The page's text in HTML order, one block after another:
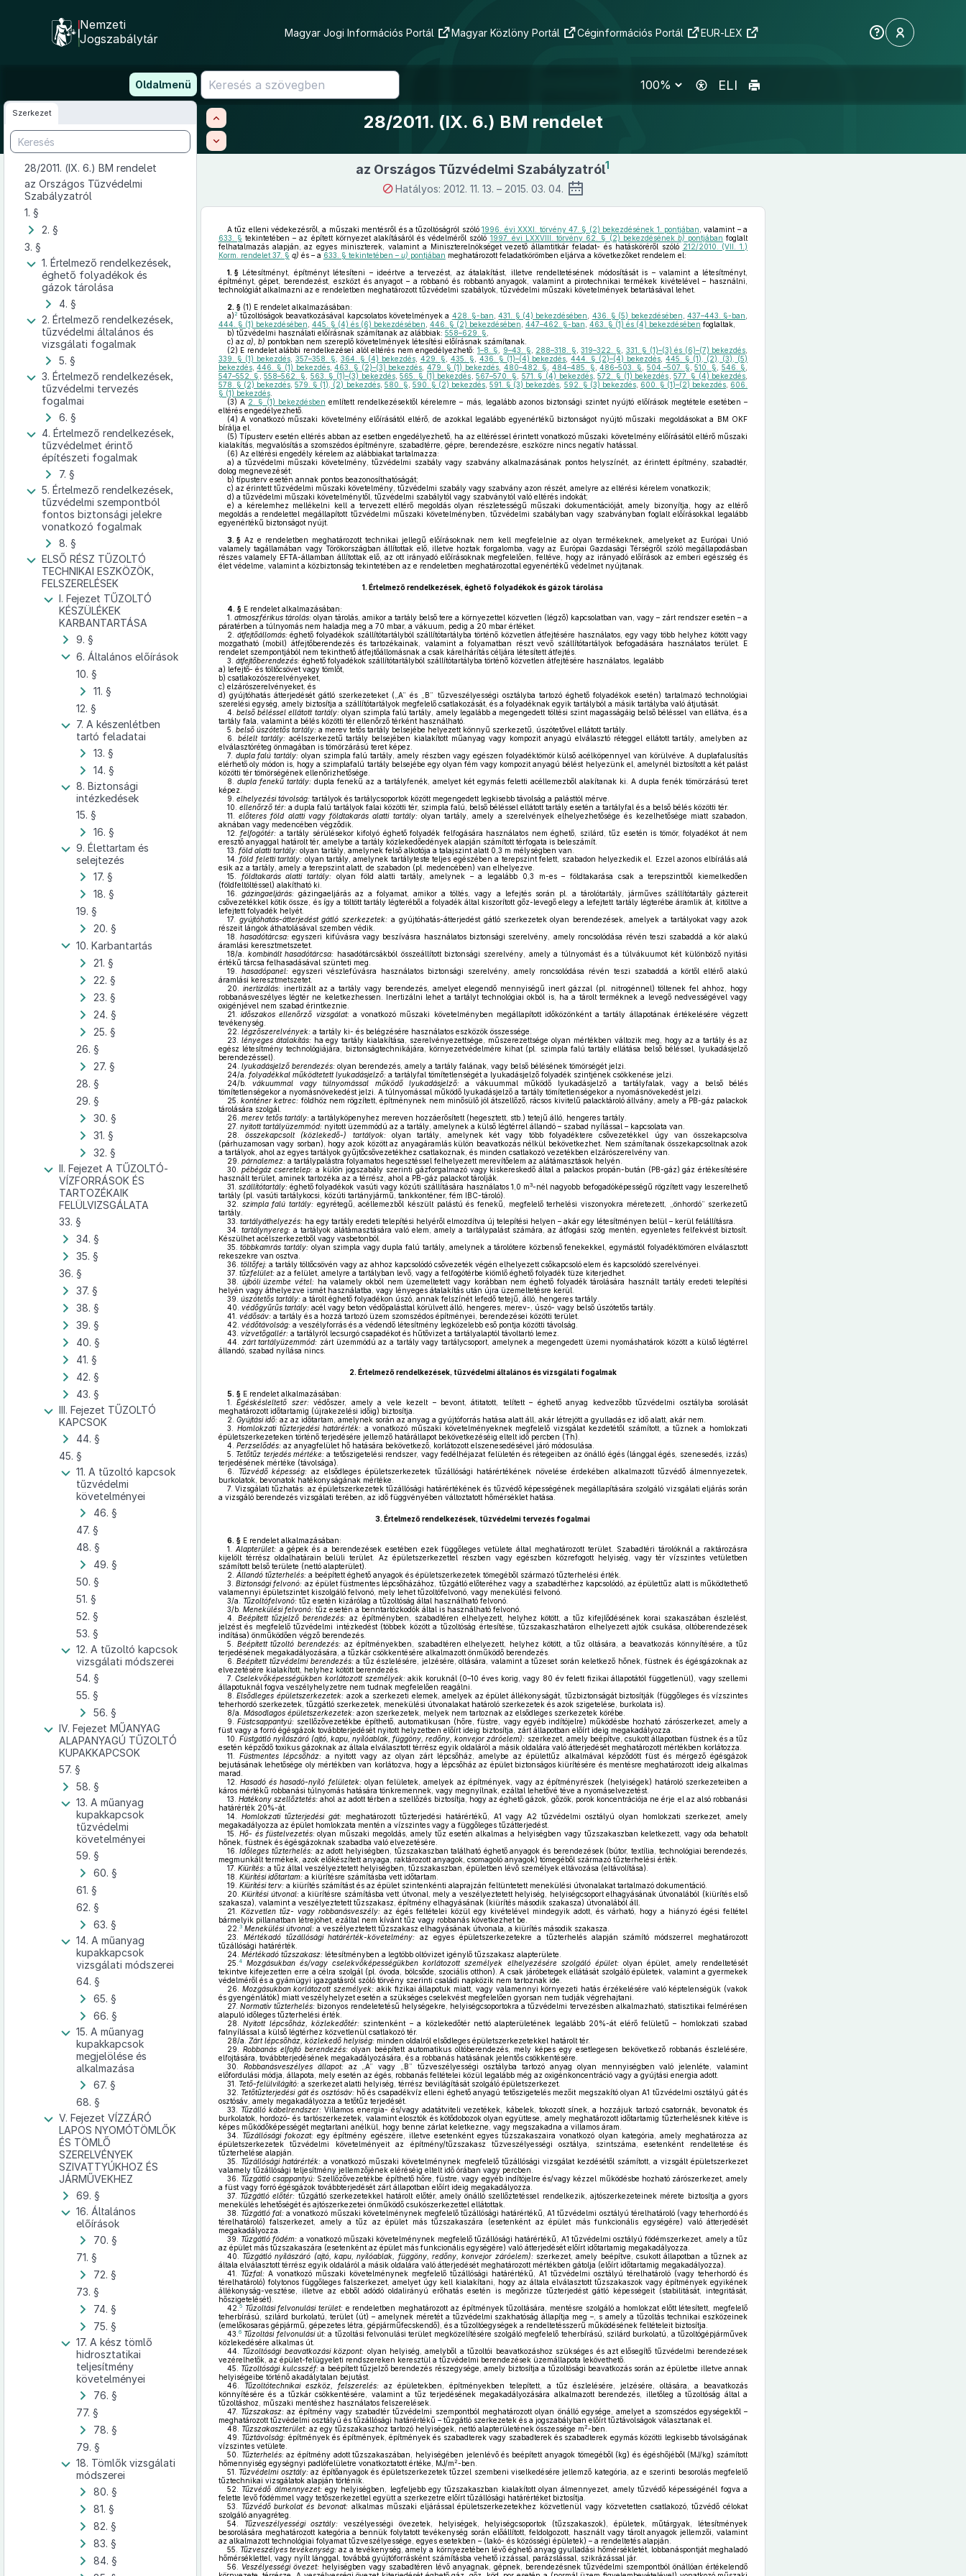
tartalomra
Nemzeti
Jogszabálytár
Magyar Jogi Információs Portál Magyar Közlöny Portál Céginformációs Portál EUR-LEX
Oldalmenü ELI
Szerkezet
28/2011. (IX. 6.) BM rendelet
az Országos Tűzvédelmi
Szabályzatról
1. §
2. §
3. §
1. Értelmező rendelkezések,
éghető folyadékok és
gázok tárolása
4. §
2. Értelmező rendelkezések,
tűzvédelmi általános és
vizsgálati fogalmak
5. §
3. Értelmező rendelkezések,
tűzvédelmi tervezés
fogalmai
6. §
4. Értelmező rendelkezések,
tűzvédelmet érintő
építészeti fogalmak
7. §
5. Értelmező rendelkezések,
tűzvédelmi szempontból
fontos biztonsági jelekre
vonatkozó fogalmak
8. §
ELSŐ RÉSZ TŰZOLTÓ
TECHNIKAI ESZKÖZÖK,
FELSZERELÉSEK
I. Fejezet TŰZOLTÓ
KÉSZÜLÉKEK
KARBANTARTÁSA
9. §
6. Általános előírások
10. §
11. §
12. §
7. A készenlétben
tartó feladatai
13. §
14. §
8. Biztonsági
intézkedések
15. §
16. §
9. Élettartam és
selejtezés
17. §
18. §
19. §
20. §
10. Karbantartás
21. §
22. §
23. §
24. §
25. §
26. §
27. §
28. §
29. §
30. §
31. §
32. §
II. Fejezet A TŰZOLTÓ-
VÍZFORRÁSOK ÉS
TARTOZÉKAIK
FELÜLVIZSGÁLATA
33. §
34. §
35. §
36. §
37. §
38. §
39. §
40. §
41. §
42. §
43. §
III. Fejezet TŰZOLTÓ
KAPCSOK
44. §
45. §
11. A tűzoltó kapcsok
tűzvédelmi
követelményei
46. §
47. §
48. §
49. §
50. §
51. §
52. §
53. §
12. A tűzoltó kapcsok
vizsgálati módszerei
54. §
55. §
56. §
IV. Fejezet MŰANYAG
ALAPANYAGÚ TŰZOLTÓ
KUPAKKAPCSOK
57. §
58. §
13. A műanyag
kupakkapcsok
tűzvédelmi
követelményei
59. §
60. §
61. §
62. §
63. §
14. A műanyag
kupakkapcsok
vizsgálati módszerei
64. §
65. §
66. §
15. A műanyag
kupakkapcsok
megjelölése és
alkalmazása
67. §
68. §
V. Fejezet VÍZZÁRÓ
LAPOS NYOMÓTÖMLŐK
ÉS TÖMLŐ
SZERELVÉNYEK
SZIVATTYÚKHOZ ÉS
JÁRMŰVEKHEZ
69. §
16. Általános
előírások
70. §
71. §
72. §
73. §
74. §
75. §
17. A kész tömlő
hidrosztatikai
teljesítmény
követelményei
76. §
77. §
78. §
79. §
18. Tömlők vizsgálati
módszerei
80. §
81. §
82. §
83. §
84. §
28/2011. (IX. 6.) BM rendelet
az Országos Tűzvédelmi Szabályzatról1
Hatályos: 2012. 11. 13. – 2015. 03. 04.
A tűz elleni védekezésről, a műszaki mentésről és a tűzoltóságról szóló1996. évi XXXI. törvény 47. § (2) bekezdésének 1. pontjában , valamint – a
633. § tekintetében – az épített környezet alakításáról és védelméről szóló 1997. évi LXXVIII. törvény 62. § (2) bekezdésének b) pontjában foglalt
felhatalmazás alapján, az egyes miniszterek, valamint a Miniszterelnökséget vezető államtitkár feladat- és hatásköréről szóló 212/2010. (VII. 1.)
Korm. rendelet 37. § q) és – a 633. § tekintetében – u) pontjában meghatározott feladatkörömben eljárva a következőket rendelem el:
1. §Létesítményt, építményt létesíteni – ideértve a tervezést, az átalakítást, illetve rendeltetésének módosítását is – valamint a létesítményt,
építményt, gépet, berendezést, eszközt és anyagot – a robbanó és robbantó anyagok, valamint a pirotechnikai termékek kivételével – használni,
technológiát alkalmazni az e rendeletben meghatározott tűzvédelmi szabályok, tűzvédelmi műszaki követelmények betartásával lehet.
2. §(1) E rendelet alkalmazásában:
a)2 tűzoltóságok beavatkozásával kapcsolatos követelmények a 428. §-ban ,431. § (4) bekezdésében 436. § (5) bekezdésében 437–443. §-ban
444. § (1) bekezdésében 445. § (4) és (6) bekezdésében 446. § (2) bekezdésében 447–462. §-ban 463. § (1) és (4) bekezdésében foglaltak,
b) tűzvédelmi használati előírásnak számítanak az alábbiak: 558–629. §
c) az a), b) pontokban nem szereplő követelmények létesítési előírásnak számítanak.
(2) E rendelet alábbi rendelkezései alól eltérés nem engedélyezhető: 1–8. § 9–43. § 288–318. § ,319–322. § 331. § (1)–(3) és (6)–(7) bekezdés
339. § (1) bekezdés, 357–358. § 364. § (4) bekezdés, 429. § 435. § 436. § (1)–(4) bekezdés ,444. § (2)–(4) bekezdés ,445. § (1), (2), (3), (5)
bekezdés,446. § (1) bekezdés,463. § (2)–(3) bekezdés 479. § (1) bekezdés 480–482. § ,484–485. § ,486–503. § 504.–507. § ,510. § 546. §
547–552. §
,558–562. § 563. § (1)–(3) bekezdés,565. § (1) bekezdés ,567–570. § 571. § (4) bekezdés,572. § (1) bekezdés ,577. § (4) bekezdés
578. § (2) bekezdés ,579. § (1), (2) bekezdés, 580. § 590. § (2) bekezdés ,591. § (3) bekezdés 592. § (3) bekezdés, 600. § (1)–(2) bekezdés 606.
§ (1) bekezdés.
(3) A 2. § (1) bekezdésben említett rendelkezésektől kérelemre – más, legalább azonos biztonsági szintet nyújtó előírások megtétele esetében –
eltérés engedélyezhető.
(4) A vonatkozó műszaki követelmény előírásától eltérő, de azokkal legalább egyenértékű biztonságot nyújtó műszaki megoldásokat a BM OKF
bírálja el.
(5) Típusterv esetén eltérés abban az esetben engedélyezhető, ha az eltéréssel érintett vonatkozó műszaki követelmény előírásától eltérő műszaki
kialakítás, megvalósítás a szomszédos építményre, szabadtérre, gépre, berendezésre, eszközre nincs negatív hatással.
(6) Az eltérési engedély kérelem az alábbiakat tartalmazza:
a) a tűzvédelmi műszaki követelmény, tűzvédelmi szabály vagy szabvány alkalmazásának pontos helyszínét, az érintett építmény, szabadtér,
dolog megnevezését;
b) típusterv esetén annak pontos beazonosíthatóságát;
c) az érintett tűzvédelmi műszaki követelmény, tűzvédelmi szabály vagy szabvány azon részét, amelyre az eltérési kérelem vonatkozik;
d) a tűzvédelmi műszaki követelménytől, tűzvédelmi szabálytól vagy szabványtól való eltérés indokát;
e) a kérelemhez mellékelni kell a tervezett eltérő megoldás olyan részletességű műszaki dokumentációját, amely bizonyítja, hogy az eltérő
megoldás a rendelettel megállapított tűzvédelmi műszaki követelményben, tűzvédelmi szabályban vagy szabványban foglalt előírásokkal legalább
egyenértékű biztonságot nyújt.
3. §Az e rendeletben meghatározott technikai jellegű előírásoknak nem kell megfelelnie az olyan termékeknek, amelyeket az Európai Unió
valamely tagállamában vagy Törökországban állítottak elő, illetve hoztak forgalomba, vagy az Európai Gazdasági Térségről szóló megállapodásban
részes valamely EFTA-államban állítottak elő, az ott irányadó előírásoknak megfelelően, feltéve, hogy az irányadó előírások az emberi egészség és
élet védelme, valamint a közbiztonság tekintetében az e rendeletben meghatározottal egyenértékű védelmet nyújtanak.
1. Értelmező rendelkezések, éghető folyadékok és gázok tárolása
4. §E rendelet alkalmazásában:
1. atmoszférikus tárolás:olyan tárolás, amikor a tartály belső tere a környezettel közvetlen (légző) kapcsolatban van, vagy – zárt rendszer esetén – a
páratérben a túlnyomás nem haladja meg a 70 mbar, a vákuum, pedig a 20 mbar értéket.
2.
átfejtőállomás:éghető folyadékok szállítótartályból szállítótartályba történő közvetlen átfejtésére használatos, egy vagy több helyhez kötött vagy
mozgatható (mobil) átfejtőberendezés és tartozékainak, valamint a folyamatban részt vevő szállítótartályok befogadására használatos terület. E
rendelet szempontjából nem tekinthető átfejtőállomásnak a csak kárelhárítás céljára létesített átfejtés.
3. átfejtőberendezés:éghető folyadékok szállítótartályból szállítótartályba történő közvetlen átfejtésére használatos, legalább
a) lefejtő- és töltőcsövet vagy tömlőt,
b) csatlakozószerelvényeket,
c) elzárószerelvényeket, és
d) gyújtóhatás átterjedését gátló szerkezeteket („A” és „B” tűzveszélyességi osztályba tartozó éghető folyadékok esetén) tartalmazó technológiai
szerelési egység, amely biztosítja a szállítótartályok megfelelő csatlakozását, és a folyadéknak egyik tartályból a másik tartályba való átjutását.
4. belső béléssel ellátott tartály:olyan szimpla falú tartály, amely legalább a megengedett töltési szint magasságáig belső béléssel van ellátva, és a
tartály fala, valamint a bélés közötti tér ellenőrző térként használható.
5. belső úszótetős tartály:a merev tetős tartály belsejébe helyezett könnyű szerkezetű, úszótetővel ellátott tartály.
6.
bélelt tartály:acélszerkezetű tartály belsejében kialakított műanyag vagy kompozit anyagú elválasztó réteggel ellátott tartály, amelyben az
elválasztóréteg önmagában is tömörzárású teret képez.
7. dupla falú tartály: olyan szimpla falú tartály, amely részben vagy egészen folyadéktömör külső acélköpennyel van körülvéve. A duplafalusítás
elérhető oly módon is, hogy a szimplafalú tartály belsejébe egy olyan fém vagy kompozit anyagú bélést helyezünk el, amelynél biztosított a két palást
közötti tér tömörségének ellenőrizhetősége.
8.
dupla fenekű tartály:dupla fenekű az a tartályfenék, amelyet két egymás feletti acéllemezből alakítanak ki. A dupla fenék tömörzárású teret
képez.
9. elhelyezési távolság:tartályok és tartálycsoportok között megengedett legkisebb távolság a palásttól mérve.
10. ellenőrző tér:a dupla falú tartályok falai közötti tér, szimpla falú, belső béléssel ellátott tartály esetén a tartályfal és a belső bélés közötti tér.
11.
előteres föld alatti vagy földtakarás alatti tartály:olyan tartály, amely a szerelvények elhelyezhetősége és kezelhetősége miatt szabadon,
aknában vagy medencében végződik.
12.
felfogótér: a tartály sérülésekor kifolyó éghető folyadék felfogására használatos nem éghető, szilárd, tűz esetén is tömör, folyadékot át nem
eresztő anyaggal határolt tér, amelybe a tartály közlekedőedények alapján számított térfogata is beleszámít.
13. föld alatti tartály:olyan tartály, amelynek felső alkotója a talajszint alatt 0,3 m mélységben van.
14.
föld feletti tartály: olyan tartály, amelynek tartályteste teljes egészében a terepszint felett, szabadon helyezkedik el. Ezzel azonos elbírálás alá
esik az a tartály, amely a terepszint alatt, de szabadon (pl. medencében) van elhelyezve.
15.
földtakarás alatti tartály: olyan föld alatti tartály, amelynek – a legalább 0,3 m-es – földtakarása csak a terepszintből kiemelkedően
(földfeltöltéssel) alakítható ki.
16.
gázingaeljárás:gázingaeljárás az a folyamat, amikor a töltés, vagy a lefejtés során pl. a tárolótartály, járműves szállítótartály gáztereit
csővezetékkel kötik össze, és így a töltött tartály légteréből a folyadék által kiszorított gőz-levegő elegy a lefejtett tartály légterébe áramlik át, kitöltve a
lefejtett folyadék helyét.
17.
gyújtóhatás-átterjedést gátló szerkezetek: a gyújtóhatás-átterjedést gátló szerkezetek olyan berendezések, amelyek a tartályokat vagy azok
részeit lángok áthatolásával szemben védik.
18.
hasadótárcsa: egyszeri kifúvásra vagy beszívásra használatos biztonsági szerelvény, amely roncsolódása révén teszi szabaddá a kör alakú
áramlási keresztmetszetet.
18/a.
kombinált hasadótárcsa: hasadótárcsákból összeállított biztonsági szerelvény, amely a túlnyomást és a túlvákuumot két különböző nyitási
értékű tárcsa felhasadásával szünteti meg.
19.
hasadópanel:egyszeri vészlefúvásra használatos biztonsági szerelvény, amely roncsolódása révén teszi szabaddá a körtől eltérő alakú
áramlási keresztmetszetet.
20.
inertizálás:inertizált az a tartály vagy berendezés, amelyet elegendő mennyiségű inert gázzal (pl. nitrogénnel) töltenek fel ahhoz, hogy
robbanásveszélyes légtér ne keletkezhessen. Inertizálni lehet a tartályt technológiai okból is, ha a tárolt terméknek a levegő nedvességével vagy
oxigénjével nem szabad érintkeznie.
21.
időszakos ellenőrző vizsgálat:a vonatkozó műszaki követelményben megállapított időközönként a tartály állapotának értékelésére végzett
tevékenység.
22. légzőszerelvények:a tartály ki- és belégzésére használatos eszközök összessége.
23.
lényeges átalakítás:ha egy tartály kialakítása, szerelvényezettsége, műszerezettsége olyan mértékben változik meg, hogy az a tartály és az
egész létesítmény technológiájára, biztonságtechnikájára, környezetvédelmére kihat (pl. szimpla falú tartály ellátása belső béléssel, lyukadásjelző
berendezéssel).
24. lyukadásjelző berendezés:olyan berendezés, amely a tartály falának, vagy belső bélésének tömörségét jelzi.
24/a. folyadékkal működtetett lyukadásjelző:a tartályfal tömítetlenségét a lyukadásjelző folyadék szintjének csökkenése jelzi.
24/b.
vákuummal vagy túlnyomással működő lyukadásjelző:a vákuummal működő lyukadásjelző a tartályfalak, vagy a belső bélés
tömítetlenségekor a nyomásnövekedést jelzi. A túlnyomással működő lyukadásjelző a tartály tömítetlenségekor a nyomásnövekedést jelzi.
25. konténer ketrec: földhöz nem rögzített, építménynek nem minősülő jól átszellőző, rácsos kivitelű palacktároló állvány, amely a PB-gáz palackok
tárolására szolgál.
26. merev tetős tartály:a tartályköpenyhez mereven hozzáerősített (hegesztett, stb.) tetejű álló, hengeres tartály.
27. nyitott tartályüzemmód:nyitott üzemmódú az a tartály, amelynek a külső légtérrel állandó – szabad nyílással – kapcsolata van.
28.
összekapcsolt (közlekedő-) tartályok:olyan tartály, amelynek két vagy több folyadéktere csővezetékkel úgy van összekapcsolva
(párhuzamosan vagy sorban), hogy azok között az anyagáramlás külön beavatkozás nélkül bekövetkezhet. Nem számítanak összekapcsoltnak azok
a tartályok, ahol az egyes tartályok gyűjtőcsővezetékhez csatlakoznak, és minden csatlakozó vezetékben elzárószerelvény van.
29. párnalemez:a tartálypalástra folyamatos hegesztéssel felhelyezett merevítőelem az alátámasztások helyén.
30.
pébégáz cseretelep: a külön jogszabály szerinti gázforgalmazó vagy kiskereskedő által a palackos propán-bután (PB-gáz) gáz értékesítésére
használt terület, aminek tartozéka az a térrész, ahol a PB-gáz palackot tárolják.
31. szállítótartály: éghető folyadékok vasúti vagy közúti szállítására használatos 1,0 m3-nél nagyobb befogadóképességű rögzített vagy leszerelhető
tartály (pl. vasúti tartálykocsi, közúti tartányjármű, tankkonténer, fém IBC-tároló).
32.
szimpla falú tartály:egyrétegű, acéllemezből készült palástú és fenekű, megfelelő terhelési viszonyokra méretezett, „önhordó” szerkezetű
tartály.
33. tartályáthelyezés:ha egy tartály eredeti telepítési helyéről elmozdítva új telepítési helyen – akár egy létesítményen belül – kerül felállításra.
34.
tartálynyereg: a tartályok alátámasztására való elem, amely a tartálypalást számára, az átfogási szög mentén, egyenletes felfekvést biztosít.
Készülhet acélszerkezetből vagy vasbetonból.
35.
többkamrás tartály:olyan szimpla vagy dupla falú tartály, amelynek a tárolótere közbenső fenekekkel, egymástól folyadéktömören elválasztott
rekeszekre van osztva.
36. töltőfej:a tartály töltőcsövén vagy az ahhoz kapcsolódó csővezeték végén elhelyezett csőkapcsoló elem és kapcsolódó szerelvényei.
37. tűzfelület:az a felület, amelyre a tartályban levő, vagy a felfogótérbe kiömlő éghető folyadék tüze kiterjedhet.
38.
újbóli üzembe vétel:ha valamely okból nem üzemeltetett vagy korábban nem éghető folyadék tárolására használt tartály eredeti telepítési
helyén vagy áthelyezve ismét használatba, vagy lényeges átalakítás után újra üzemeltetésre kerül.
39. úszótetős tartály:a tárolt éghető folyadékon úszó, annak felszínét lefedő tetejű, álló, hengeres tartály.
40. védőgyűrűs tartály:acél vagy beton védőpalásttal körülvett álló, hengeres, merev-, úszó- vagy belső úszótetős tartály.
41. védősáv:a tartály és a hozzá tartozó üzem szomszédos építményei, berendezései közötti terület.
42. védőtávolság:a veszélyforrás és a védendő létesítmény legközelebb eső pontja közötti távolság.
43. vízvetőgallér:a tartályról lecsurgó csapadékot és hűtővizet a tartályalaptól távoltartó lemez.
44.
zárt tartályüzemmód: zárt üzemmódú az a tartály vagy tartálycsoport, amelynek a megengedett üzemi nyomáshatárok között a külső légtérrel
állandó, szabad nyílása nincs.
2. Értelmező rendelkezések, tűzvédelmi általános és vizsgálati fogalmak
5. §E rendelet alkalmazásában:
1.
Égéskésleltető szer:védőszer, amely a vele kezelt – bevont, átitatott, telített – éghető anyag kedvezőbb tűzvédelmi osztályba sorolását
meghatározott időtartamig (újrakezelési időig) biztosítja.
2. Gyújtási idő:az az időtartam, amelynek során az anyag a gyújtóforrás hatása alatt áll, akár létrejött a gyulladás ez idő alatt, akár nem.
3.
Homlokzati tűzterjedési határérték:a vonatkozó műszaki követelményeknek megfelelő vizsgálat kezdetétől számított, a tűznek a homlokzati
épületszerkezeteken történő terjedésére jellemző határállapot bekövetkezéséig eltelt idő percben (Th).
4. Perzselődés:az anyagfelület hő hatására bekövetkező, korlátozott elszenesedésével járó módosulása.
5.
Tetőtűz terjedés mértéke: a tetőszigetelési rendszer, vagy fedélhéjazat felületén és rétegeiben az önálló égés (lánggal égés, szenesedés, izzás)
terjedésének mértéke (távolsága).
6.
Tűzvédő képesség: az elsődleges épületszerkezetek tűzállósági határértékének növelése érdekében alkalmazott tűzvédő álmennyezetek,
burkolatok, bevonatok hatékonyságának mértéke.
7. Vizsgálati tűzhatás: az épületszerkezetek tűzállósági határértékének és tűzvédő képességének megállapítására szolgáló vizsgálati eljárás során
a vizsgáló berendezés vizsgálati terében, az idő függvényében változtatott hőmérséklet hatása.
3. Értelmező rendelkezések, tűzvédelmi tervezés fogalmai
6. §E rendelet alkalmazásában:
1.
Alapterület:a gépek és a berendezések esetében ezek függőleges vetülete által meghatározott terület. Szabadtéri tárolóknál a raktározásra
kijelölt térrész oldalhatárain belüli terület. Az épületszerkezettel részben vagy egészben közrefogott helyiség, vagy tér vízszintes vetületben
számított belső területe (nettó alapterület).
2. Állandó tűzterhelés:a beépített éghető anyagok és épületszerkezetek tömegéből származó tűzterhelési érték.
3. Biztonsági felvonó: az épület füstmentes lépcsőházához, tűzgátló előteréhez vagy a szabadtérhez kapcsolódó, az épülettűz alatt is működtethető
valamennyi épületszintet kiszolgáló felvonó, mely lehet tűzoltófelvonó, vagy menekülési felvonó.
3/a.
Tűzoltófelvonó:tűz esetén kizárólag a tűzoltóság által használható felvonó.
3/b. Menekülési felvonó:tűz esetén a benntartózkodók által is használható felvonó.
4.
Beépített tűzjelző berendezés: az építményben, szabadtéren elhelyezett, helyhez kötött, a tűz kifejlődésének korai szakaszában észlelést,
jelzést és megfelelő tűzvédelmi intézkedést (többek között a tűzoltóság értesítése, tűzszakaszhatáron elhelyezett ajtók csukása, oltóberendezések
indítása) önműködően végző berendezés.
5.
Beépített tűzoltó berendezés: az építményekben, szabadtéren elhelyezett, helyhez kötött, a tűz oltására, a beavatkozás könnyítésére, a tűz
terjedésének megakadályozására, a tűzkár csökkentésére alkalmazott önműködő berendezés.
6.
Beépített tűzvédelmi berendezés:a tűz észlelésére, jelzésére, oltására, valamint a tűzeset során keletkező hőnek, füstnek és égésgázoknak az
elvezetésére kialakított, helyhez kötött berendezés.
7. Cselekvőképességükben korlátozott személyek:akik koruknál (0–10 éves korig, vagy 80 év felett fizikai állapotától függetlenül), vagy szellemi
állapotuknál fogva veszélyhelyzetre nem tudnak megfelelően reagálni.
8.
Elsődleges épületszerkezetek: azok a szerkezeti elemek, amelyek az épület állékonyságát, tűzbiztonságát biztosítják (függőleges és vízszintes
teherhordó szerkezetek, tűzgátló szerkezetek, menekülési útvonalakat határoló szerkezetek és azok szigetelése, burkolata is).
8/a. Másodlagos épületszerkezetek:azon szerkezetek, melyek nem tartoznak az elsődleges szerkezetek körébe.
9.
Füstcsappantyú: szellőzővezetékbe építhető, automatikusan (hőre, füstre, vagy egyéb indítójelre) működésbe hozható zárószerkezet, amely a
füst vagy a forró égésgázok továbbterjedését nyitott helyzetben előírt ideig biztosítja, zárt állapotban előírt ideig megakadályozza.
10. Füstgátló nyílászáró (ajtó, kapu, nyílóablak, függöny, redőny, konvejor záróelem): szerkezet, amely beépítve, csukott állapotban füstnek és a tűz
esetén képződő toxikus gázoknak az általa elválasztott térrész egyik oldaláról a másik oldalára való átterjedését meghatározott mértékben korlátozza.
11.
Füstmentes lépcsőház: a nyitott vagy az olyan zárt lépcsőház, amelybe az épülettűz alkalmával képződött füst és mérgező égésgázok
bejutásának lehetősége oly mértékben van korlátozva, hogy a lépcsőház az épület biztonságos kiürítésére és mentésre meghatározott ideig alkalmas
marad.
12.
Hasadó és hasadó-nyíló felületek:olyan felületek, amelyek az építmények, vagy az építményrészek (helyiségek) határoló szerkezeteiben a
káros mértékű robbanási túlnyomás hatására tönkremennek, vagy megnyílnak, ezáltal lehetővé téve a nyomáselvezetést.
13. Hatékony szellőztetés: ahol az adott térben a szellőzés biztosítja, hogy az éghető gázok, gőzök, porok koncentrációja ne érje el az alsó robbanási
határérték 20%-át.
14.
Homlokzati tűzterjedési gát:meghatározott tűzterjedési határértékű, A1 vagy A2 tűzvédelmi osztályú olyan homlokzati szerkezet, amely
megakadályozza az épület homlokzata mentén a vízszintes vagy a függőleges tűzátterjedést.
15.
Hő- és füstelvezetés:olyan műszaki megoldás, amely tűz esetén alkalmas a helyiségben vagy tűzszakaszban keletkezett, vagy oda behatolt
hőnek, füstnek és égésgázoknak szabadba való elvezetésére.
16.
Időleges tűzterhelés: az adott helyiségben, tűzszakaszban található éghető anyagok és berendezések (bútor, textília, technológiai berendezés,
megmunkált termékek, azok előkészített anyaga, raktározott anyagok, csomagoló anyagok) tömegéből származó tűzterhelési érték.
17. Kiürítés:a tűz által veszélyeztetett helyiségben, tűzszakaszban, épületben lévő személyek eltávozása (eltávolítása).
18. Kiürítési időtartam:a kiürítésre számításba vett időtartam.
19. Kiürítési terv:a kiürítés számítást és az épület szintenkénti alaprajzán feltüntetett menekülési útvonalakat tartalmazó dokumentáció.
20.
Kiürítési útvonal:a kiürítésre számításba vett útvonal, mely a veszélyeztetett helyiség, helyiségcsoport elhagyásának útvonalából (kiürítés első
szakasza), valamint a veszélyeztetett tűzszakasz, építmény elhagyásának (kiürítés második szakasza) útvonalából áll.
21.
Közvetlen tűz- vagy robbanásveszély:az égés feltételei közül egy kivételével mindegyik adott, és várható, hogy a hiányzó égési feltétel
bármelyik pillanatban létrejöhet, ezáltal nem kívánt tűz vagy robbanás következhet be.
22. 3 Menekülési útvonal:a veszélyeztetett tűzszakasz elhagyásának útvonala, a kiürítés második szakasza.
23.
Mértékadó tűzállósági határérték-követelmény: az egyes épületszerkezetekre a tűzterhelés alapján számító módszerrel meghatározott
tűzállósági határérték.
24. Mértékadó tűzszakasz:létesítményben a legtöbb oltóvizet igénylő tűzszakasz alapterülete.
25. 4 Mozgásukban és/vagy cselekvőképességükben korlátozott személyek elhelyezésére szolgáló épület:olyan épület, amely rendeltetését
tekintve kifejezetten erre a célra szolgál (pl. óvoda, bölcsőde, szociális otthon). A csak járóbetegek ellátását szolgáló épületek, valamint a gyermekek
védelméről és a gyámügyi igazgatásról szóló törvény szerinti családi napközik nem tartoznak ide.
26.
Mozgásukban korlátozott személyek: akik fizikai állapotuk miatt, vagy valamennyi környezeti hatás érzékelésére való képtelenségük (vakok
és gyengénlátók) miatt veszélyhelyzet esetén a szükséges cselekvést megfelelően gyorsan nem tudják végrehajtani.
27. Normatív tűzterhelés: bizonyos rendeletetésű helységekre, helyiségcsoportokra a tűzvédelmi tervezésben alkalmazható, statisztikai felmérésen
alapuló időleges tűzterhelési érték.
28.
Nyitott lépcsőház, közlekedőtér: szintenként – a közlekedőtér nettó alapterületének legalább 20%-át elérő felületű – homlokzati szabad
falnyílással a külső légtérhez közvetlenül csatlakozó tér.
28/a. Zárt lépcsőház, közlekedő helyiség:minden oldalról elsődleges épületszerkezetekkel határolt tér.
29.
Robbanás elfojtó berendezés:olyan beépített automatikus oltóberendezés, mely képes egy esetlegesen bekövetkező robbanás észlelésére,
elfojtására, továbbterjedésének megakadályozására, és a robbanás hatásának jelentős csökkentésére.
30.
Robbanásveszélyes állapot:az „A” vagy „B” tűzveszélyességi osztályba tartozó anyag olyan mennyiségben való jelenléte, valamint
előfordulási módja, állapota, mely esetén az égés, robbanás feltételei közül legalább még az oxigénkoncentráció vagy a gyújtási energia adott.
31.
Tető-felülvilágító:a szerkezet alatti helyiség, térrész bevilágítását szolgáló épületszerkezet.
32.
Tetőtűzterjedési gát és osztósáv:hő és csapadékvíz elleni éghető anyagú tetőszigetelés mezőit megszakító olyan A1 tűzvédelmi osztályú gát és
osztósáv, amely megakadályozza a tetőtűz terjedését.
33.
Tűzálló kábelrendszer: Villamos energia- és/vagy adatátviteli vezetékek, kábelek, tokozott sínek, a hozzájuk tartozó csatornák, bevonatok és
burkolatok, hordozó- és tartószerkezetek, valamint elosztók és kötődobozok olyan együttese, amely meghatározott időtartamig tűzterhelésnek kitéve is
képes működőképességét megtartani anélkül, hogy benne zárlat keletkezne, vagy megszakadna a villamos áram.
34.
Tűzállósági fokozat: egy építmény egészére, illetve esetenként egyes tűzszakaszaira vonatkozó olyan kategória, amely meghatározza az
épületszerkezetek tűzvédelmi követelményeit az építmény/tűzszakasz tűzveszélyességi osztálya, szintszáma, esetenként rendeltetése és
tűzterhelése alapján.
35.
Tűzállósági határérték: a vonatkozó műszaki követelménynek megfelelő tűzállósági vizsgálat kezdésétől számított, a vizsgált épületszerkezet
valamely tűzállósági teljesítmény jellemzőjének eléréséig eltelt idő órában vagy percben.
36.
Tűzgátló csappantyú: Szellőzővezetékbe építhető hőre, füstre, vagy egyéb indítójelre és/vagy kézzel működésbe hozható zárószerkezet, amely
a füst vagy forró égésgázok továbbterjedését zárt állapotban előírt ideig megakadályozza.
37.
Tűzgátló előtér: tűzgátló szerkezetekkel határolt előtér, amely önálló szellőztetéssel rendelkezik, ajtószerkezeteinek mérete biztosítja a gyors
menekülés lehetőségét és ajtószerkezetei önműködő csukószerkezettel ellátottak.
38.
Tűzgátló fal: a vonatkozó műszaki követelménynek megfelelő tűzállósági határértékű, A1 tűzvédelmi osztályú térelhatároló (vagy teherhordó és
térelhatároló) falszerkezet, amely a tűz az épület más tűzszakaszára (esetenként az épület más funkcionális egységére) való átterjedését
megakadályozza.
39.
Tűzgátló födém: a vonatkozó műszaki követelménynek megfelelő tűzállósági határértékű, A1 tűzvédelmi osztályú födémszerkezet, amely a tűz
az épület más tűzszakaszára (esetenként az épület más funkcionális egységére) való átterjedését előírt időtartamig megakadályozza.
40.
Tűzgátló nyílászáró (ajtó, kapu, nyílóablak, függöny, redőny, konvejor záróelem):szerkezet, amely beépítve, csukott állapotban a tűznek az
általa elválasztott térrész egyik oldaláról a másik oldalára való átterjedését meghatározott mértékben gátolja (előírt időtartamig megakadályozza).
41.
Tűzfal:A vonatkozó műszaki követelménynek megfelelő tűzállósági határértékű, A1 tűzvédelmi osztályú térelhatároló (vagy teherhordó és
térelhatároló) folytonos függőleges falszerkezet, amelyet úgy kell kialakítani, hogy az általa elválasztott tűzszakaszok vagy építmények egyikének
állékonyság-vesztése, illetve az ebből adódó oldalirányú erőhatás esetén is megőrizze tűzterjedést gátló képességeit (stabilitását, integritását,
hőszigetelését).
42. 5 Tűzoltási felvonulási terület:e rendeletben meghatározott az építmények tűzoltására, mentésre szolgáló a homlokzat előtt létesített, megfelelő
teherbírású, szilárd burkolatú, terület (út) – amelynek méretét a tűzvédelmi szakhatóság állapítja meg –, s amely a tűzoltás technikai eszközeinek
(emelőkosaras gépjármű, gépezetes létra, gépjárműfecskendő), és a tűzoltóegységek a rendeltetésszerű működésének feltételeit biztosítja.
43. 6 Tűzoltási felvonulási út:a tűzoltási felvonulási terület megközelítésére szolgáló megfelelő teherbírású, szilárd burkolatú, a tűzoltógépjárművek
közlekedésére alkalmas út.
44.
Tűzoltósági beavatkozási központ: olyan helyiség, amelyből a tűzoltói beavatkozáshoz szükséges és azt elősegítő tűzvédelmi berendezések
vezérelhetők, az épület-felügyeleti rendszereken keresztül a tűzvédelmi berendezések üzemállapota lekövethető.
45.
Tűzoltósági kulcsszéf:a beépített tűzjelző berendezés részegysége, amely biztosítja a tűzoltósági beavatkozás során az épületbe illetve annak
helyiségeibe történő akadálytalan bejutást.
46.
Tűzoltótechnikai eszköz, felszerelés:az épületekben, építményekben telepített, a tűz észlelésére, jelzésére, oltására, a beavatkozás
könnyítésére és a tűzkár csökkentésére, valamint a tűz terjedésének megakadályozására alkalmazott berendezés, illetőleg a tűzoltóság által a
tűzoltáshoz, műszaki mentéshez használatos felszerelések.
47.
Tűzszakasz: az építmény vagy szabadtér tűzvédelmi szempontból meghatározott olyan önálló egysége, amelyet a szomszédos egységektől –
meghatározott tűzvédelmi osztályú és tűzállósági határértékű – tűzgátló szerkezetek és a jogszabályban előírt tűztávolságok választanak el.
48.
Tűzszakaszterület:az egy tűzszakaszhoz tartozó helyiségek, nettó alapterületének összessége m2-ben.
49.
Tűztávolság: építmények és építmények, építmények és szabadterek vagy szabadterek és szabadterek egymás közötti legkisebb távolságának
vízszintes vetülete.
50.
Tűzterhelés:az építmény adott tűzszakaszában, helyiségében jelenlévő és beépített anyagok tömegéből (kg) és égéshőjéből (MJ/kg) számított
hőmennyiség egységnyi padlófelületre vonatkoztatott értéke, MJ/m2-ben.
51.
Tűzvédelmi osztály:az építőanyagok és épületszerkezetek tűzzel szembeni viselkedésére jellemző kategória, az e szerinti besorolás megfelelő
tűztechnikai vizsgálatok alapján történik.
52.
Tűzvédő álmennyezet:egy helyiségben, legfeljebb egy tűzszakaszban kialakított olyan álmennyezet, amely tűzvédő képességénél fogva a
felette levő födémmel vagy tetőszerkezettel együtt a szerkezetre előírt tűzállósági határértéket biztosítja.
53.
Tűzvédő burkolat és bevonat: alkalmas műszaki eljárással épületszerkezetekhez közvetlenül vagy közvetetten csatlakozó, tűzvédő célokat
szolgáló anyagréteg.
54.
Tűzveszélyességi osztály: veszélyességi övezetek, helyiségek, helyiségcsoportok (tűzszakaszok), épületek, műtárgyak, létesítmények
besorolására meghatározott kategória a bennük folytatott tevékenység során előállított, feldolgozott, használt vagy tárolt anyagok jellemzői, valamint
az alkalmazott technológiai folyamat tűzveszélyessége, egyes esetekben – (lakó- és közösségi épületek) – a rendeltetés alapján.
55.
Tűzveszélyes tevékenység:az a tevékenység, amely a környezetében lévő éghető anyag gyulladási hőmérsékletét, lobbanáspontját meghaladó
hőmérséklettel, vagy nyílt lánggal, továbbá gyújtóforrásként számításba vehető izzással, parázslással, szikrázással jár.
56.
Veszélyességi övezet:helyiségben vagy szabadtéren lévő anyagnak, gépnek, berendezésnek tűzvédelmi szempontból önállóan értékelendő